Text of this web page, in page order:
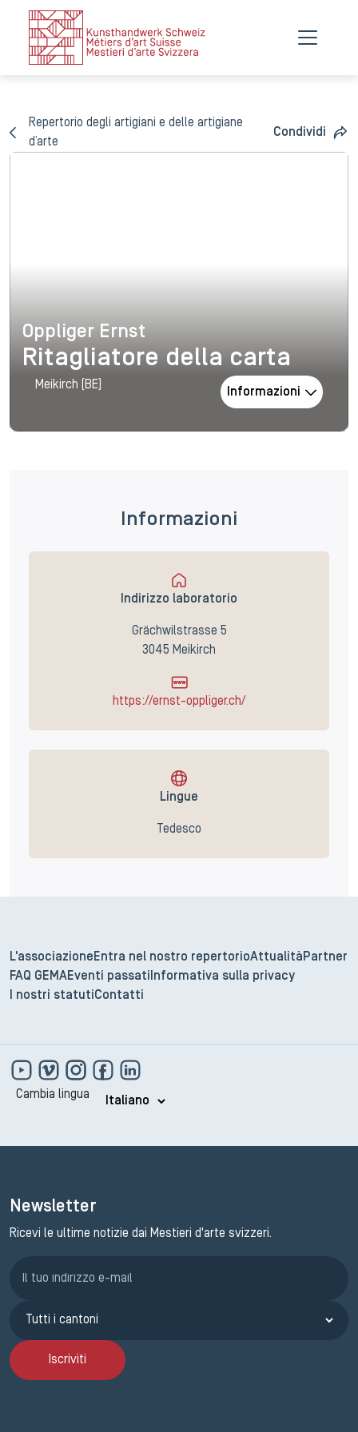
Repertorio degli artigiani e delle artigiane
d’arte
Condividi
Oppliger Ernst
Oppliger Ernst
Ritagliatore della carta
Meikirch (BE)
Informazioni
Informazioni
Indirizzo laboratorio
Grächwilstrasse 5
3045 Meikirch
https://ernst-oppliger.ch/
Lingue
Tedesco
L'associazione Entra nel nostro repertorioAttualità Partner
FAQ GEMAEventi passati
Informativa sulla privacy
I nostri statuti Contatti
Cambia lingua
Newsletter
Ricevi le ultime notizie dai Mestieri d'arte svizzeri.
Iscriviti